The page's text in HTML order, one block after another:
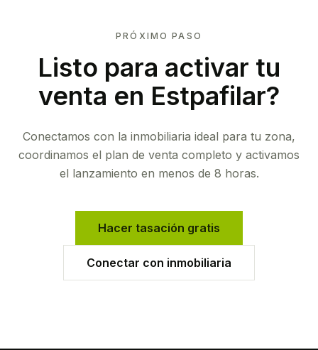
PRÓXIMO PASO
Listo para activar tu
venta en Estpafilar?
Conectamos con la inmobiliaria ideal para tu zona,
coordinamos el plan de venta completo y activamos
el lanzamiento en menos de 8 horas.
Hacer tasación gratis
Conectar con inmobiliaria